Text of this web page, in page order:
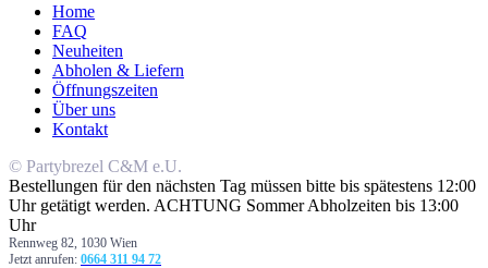
Home
FAQ
Neuheiten
Abholen & Liefern
Öffnungszeiten
Über uns
Kontakt
© Partybrezel C&M e.U.
Bestellungen für den nächsten Tag müssen bitte bis spätestens 12:00
Uhr getätigt werden. ACHTUNG Sommer Abholzeiten bis 13:00
Uhr
Rennweg 82, 1030 Wien
Jetzt anrufen: 0664 311 94 72